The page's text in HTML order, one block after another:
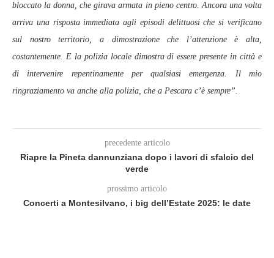
bloccato la donna, che girava armata in pieno centro. Ancora una volta
arriva una risposta immediata agli episodi delittuosi che si verificano
sul nostro territorio, a dimostrazione che l’attenzione è alta,
costantemente. E la polizia locale dimostra di essere presente in città e
di intervenire repentinamente per qualsiasi emergenza. Il mio
ringraziamento va anche alla polizia, che a Pescara c’è sempre”.
precedente articolo
Riapre la Pineta dannunziana dopo i lavori di sfalcio del
verde
prossimo articolo
Concerti a Montesilvano, i big dell’Estate 2025: le date